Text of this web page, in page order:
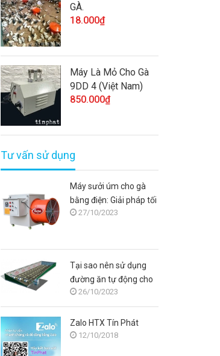
GÀ.
18.000₫
Máy Là Mỏ Cho Gà
9DD 4 (Việt Nam)
850.000₫
Tư vấn sử dụng
Máy sưởi úm cho gà
bằng điện: Giải pháp tối
ưu cho người chăn nuôi
27/10/2023
Tại sao nên sử dụng
đường ăn tự động cho
gà?26/10/2023
Zalo HTX Tín Phát
12/10/2018